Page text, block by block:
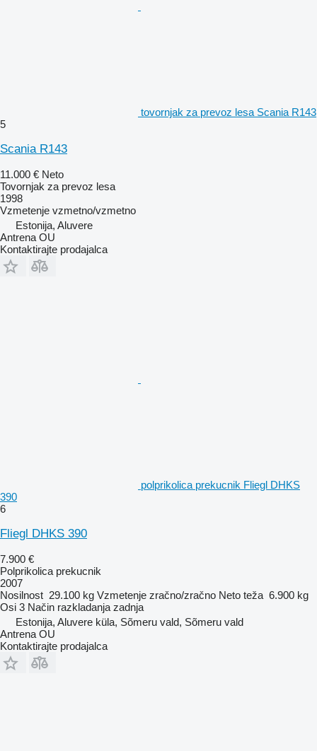
tovornjak za prevoz lesa Scania R143
5
Scania R143
11.000 € Neto
Tovornjak za prevoz lesa
1998
Vzmetenje vzmetno/vzmetno
Estonija, Aluvere
Antrena OU
Kontaktirajte prodajalca
polprikolica prekucnik Fliegl DHKS
390
6
Fliegl DHKS 390
7.900 €
Polprikolica prekucnik
2007
Nosilnost 29.100 kg Vzmetenje zračno/zračno Neto teža 6.900 kg
Osi 3 Način razkladanja zadnja
Estonija, Aluvere küla, Sõmeru vald, Sõmeru vald
Antrena OU
Kontaktirajte prodajalca